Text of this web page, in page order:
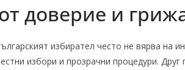
доверие и
избирател често не вярва на
избори и прозрачни процедури. Друг